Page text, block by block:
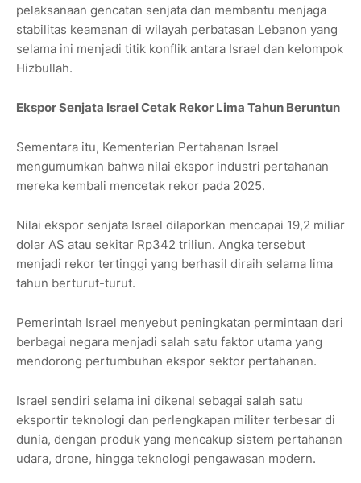
pelaksanaan gencatan senjata dan membantu menjaga
stabilitas keamanan di wilayah perbatasan Lebanon yang
selama ini menjadi titik konflik antara Israel dan kelompok
Hizbullah.
Ekspor Senjata Israel Cetak Rekor Lima Tahun Beruntun
Sementara itu, Kementerian Pertahanan Israel
mengumumkan bahwa nilai ekspor industri pertahanan
mereka kembali mencetak rekor pada 2025.
Nilai ekspor senjata Israel dilaporkan mencapai 19,2 miliar
dolar AS atau sekitar Rp342 triliun. Angka tersebut
menjadi rekor tertinggi yang berhasil diraih selama lima
tahun berturut-turut.
Pemerintah Israel menyebut peningkatan permintaan dari
berbagai negara menjadi salah satu faktor utama yang
mendorong pertumbuhan ekspor sektor pertahanan.
Israel sendiri selama ini dikenal sebagai salah satu
eksportir teknologi dan perlengkapan militer terbesar di
dunia, dengan produk yang mencakup sistem pertahanan
udara, drone, hingga teknologi pengawasan modern.